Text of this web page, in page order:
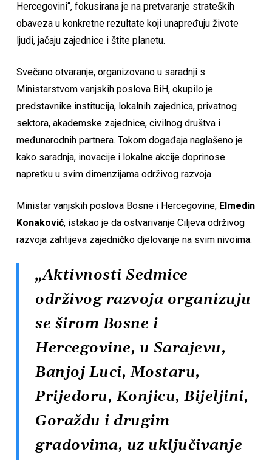
Hercegovini“, fokusirana je na pretvaranje strateških
obaveza u konkretne rezultate koji unapređuju živote
ljudi, jačaju zajednice i štite planetu.
Svečano otvaranje, organizovano u saradnji s
Ministarstvom vanjskih poslova BiH, okupilo je
predstavnike institucija, lokalnih zajednica, privatnog
sektora, akademske zajednice, civilnog društva i
međunarodnih partnera. Tokom događaja naglašeno je
kako saradnja, inovacije i lokalne akcije doprinose
napretku u svim dimenzijama održivog razvoja.
Ministar vanjskih poslova Bosne i Hercegovine, Elmedin
Konaković, istakao je da ostvarivanje Ciljeva održivog
razvoja zahtijeva zajedničko djelovanje na svim nivoima.
„Aktivnosti Sedmice
održivog razvoja organizuju
se širom Bosne i
Hercegovine, u Sarajevu,
Banjoj Luci, Mostaru,
Prijedoru, Konjicu, Bijeljini,
Goraždu i drugim
gradovima, uz uključivanje